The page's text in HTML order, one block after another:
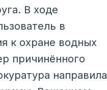
В ходе
в
к охране водных
причинённого
направила